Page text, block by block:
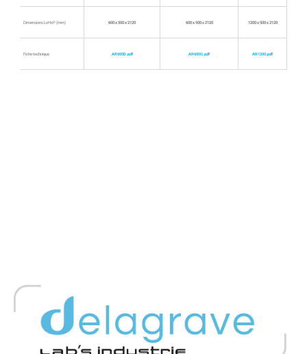
Dimensions LxHxP (mm) 600 x 500 x 2120 600 x 500 x 2120 1200 x 500 x 2120
Fiche technique AR600D.pdf AR600G.pdf AR1200.pdf